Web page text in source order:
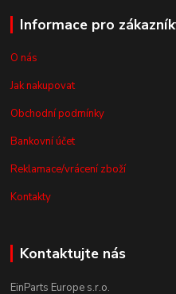
Informace pro
O nás
Jak nakupovat
Obchodní podmínky
Bankovní účet
Reklamace/vrácení zboží
Kontakty
Kontaktujte nás
EinParts Europe s.r.o.